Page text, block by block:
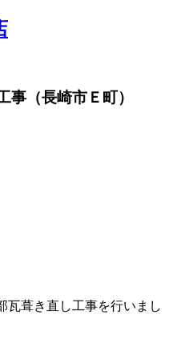
事（長崎市Ｅ町）
瓦葺き直し工事を行いまし